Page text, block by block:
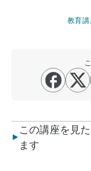
教育
この講座を見
ます